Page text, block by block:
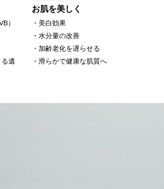
）
る遺
お肌を美しく
・美白効果
・水分量の改善
・加齢老化を遅らせる
・滑らかで健康な肌質へ